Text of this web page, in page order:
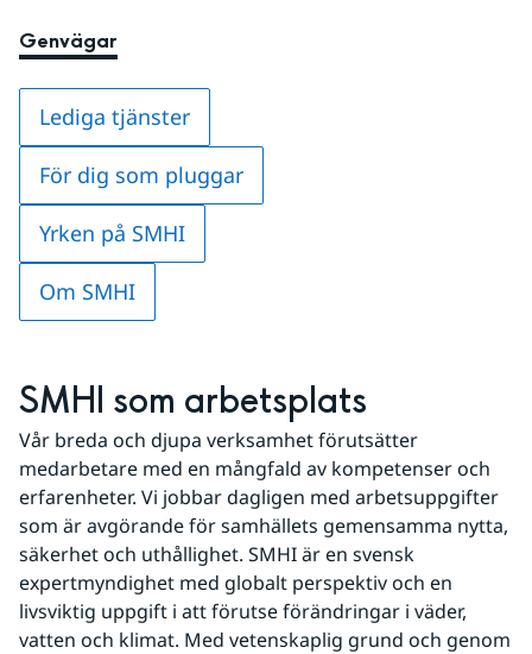
Genvägar
Lediga tjänster
För dig som pluggar
Yrken på SMHI
Om SMHI
SMHI som arbetsplats
Vår breda och djupa verksamhet förutsätter
medarbetare med en mångfald av kompetenser och
erfarenheter. Vi jobbar dagligen med arbetsuppgifter
som är avgörande för samhällets gemensamma nytta,
säkerhet och uthållighet. SMHI är en svensk
expertmyndighet med globalt perspektiv och en
livsviktig uppgift i att förutse förändringar i väder,
vatten och klimat. Med vetenskaplig grund och genom